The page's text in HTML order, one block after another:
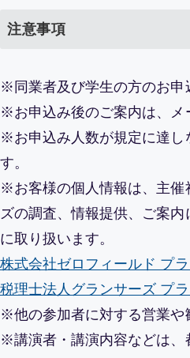
注意事項
※同業者及び学生の方のお申
※お申込み後のご案内は、メ
※お申込み人数が規定に達し
す。
※お客様の個人情報は、主催
ズの調査、情報提供、ご案
に取り扱います。
株式会社ゼロフィールド プ
税理士法人グランサーズ プ
※他の参加者に対する営業や
※講演者・講演内容などは、